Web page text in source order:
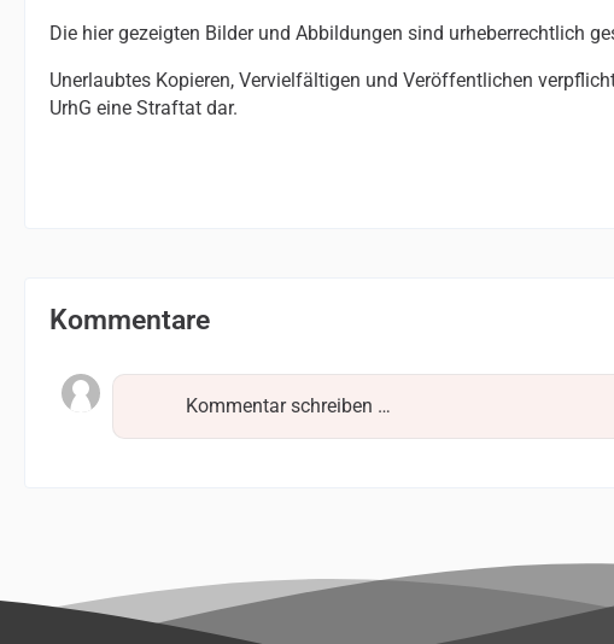
Die hier gezeigten Bilder und Abbildungen sind urheberrechtlich
Unerlaubtes Kopieren, Vervielfältigen und Veröffentlichen
UrhG eine Straftat dar.
Kommentare
Kommentar schreiben …